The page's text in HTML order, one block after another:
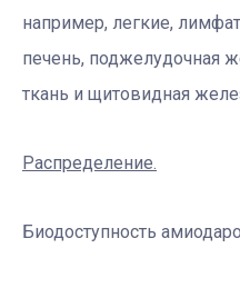
например, легкие,
печень, поджелудочная
ткань и щитовидная
Распределение.
Биодоступность